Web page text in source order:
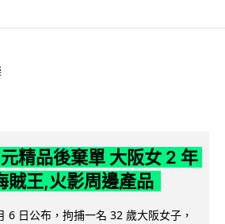
精品後棄單 大阪女 2 年
賊王,火影周邊產品
6 日公布，拘捕一名 32 歲大阪女子，